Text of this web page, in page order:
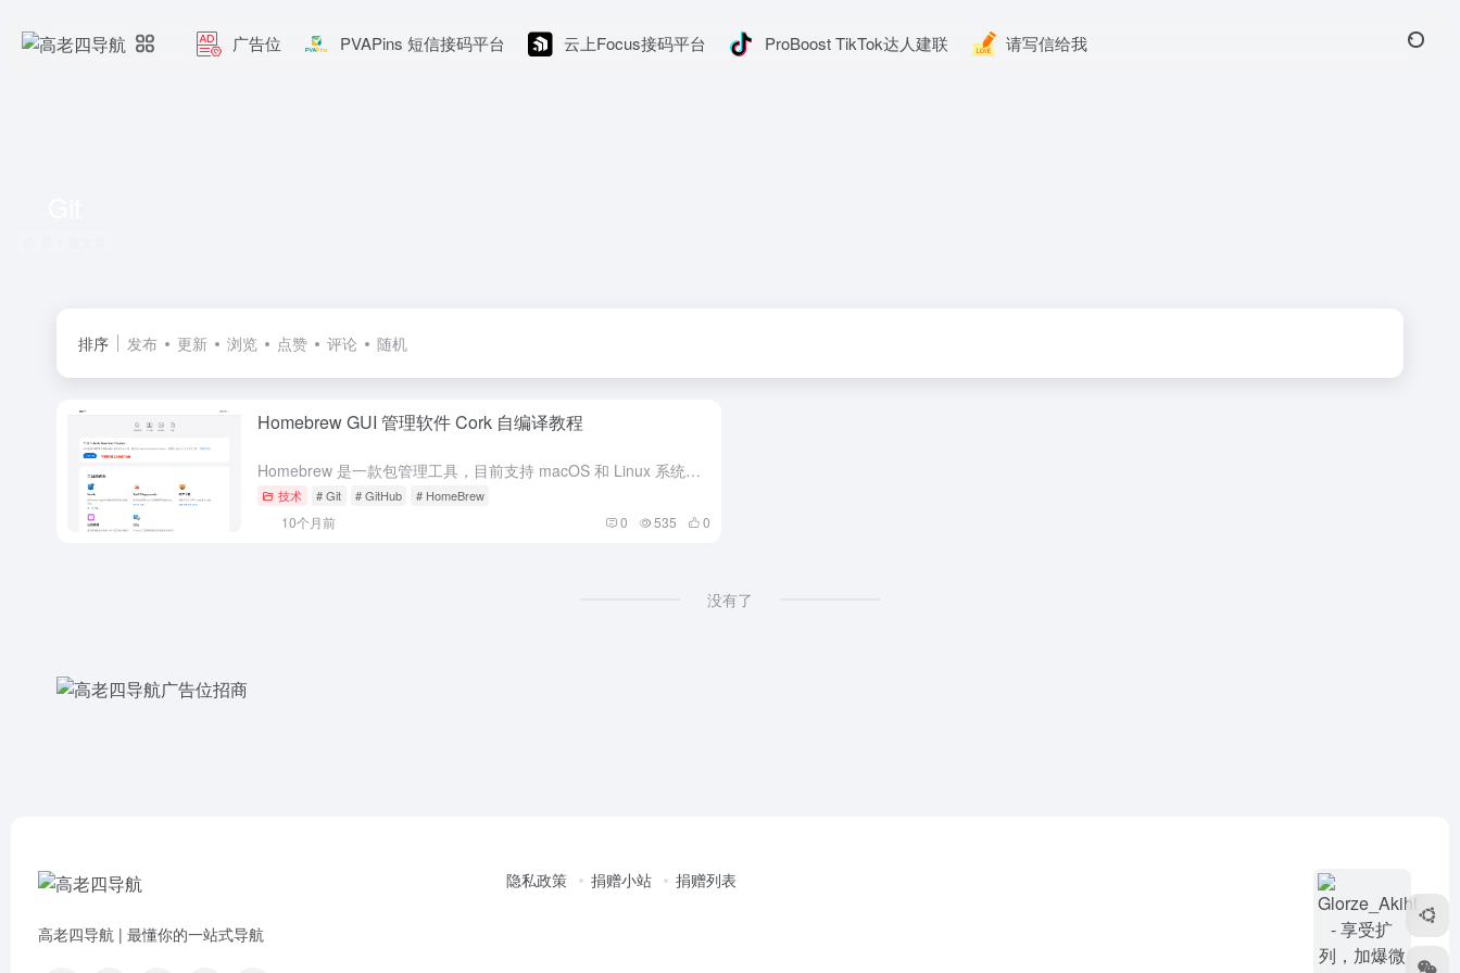
广告位 PVAPins 短信接码平台 云上Focus接码平台 ProBoost TikTok达人建联 请写信给我
排序 发布 更新 浏览 点赞 评论 随机
Homebrew GUI 管理软件 Cork 自编译教程
Homebrew 是一款包管理工具，目前支持 macOS 和 Linux 系统。主要有四个部分组成: brew、homebrew-core 、homebrew-cask、homebrew-bottle...
技术 # Git # GitHub # HomeBrew
10个月前 0 535 0
没有了
高老四导航 | 最懂你的一站式导航
隐私政策 捐赠小站 捐赠列表